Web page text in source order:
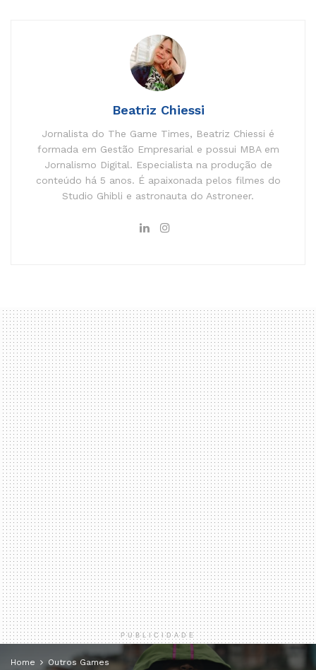
Beatriz Chiessi
Jornalista do The Game Times, Beatriz Chiessi é
formada em Gestão Empresarial e possui MBA em
Jornalismo Digital. Especialista na produção de
conteúdo há 5 anos. É apaixonada pelos filmes do
Studio Ghibli e astronauta do Astroneer.
PUBLICIDADE
Home Outros Games